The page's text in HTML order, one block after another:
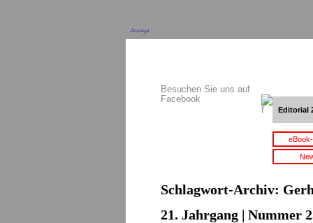
Anzeige
Besuchen Sie uns auf
Facebook
Editorial
Schlagwort-Archiv:
21. Jahrgang | Nummer